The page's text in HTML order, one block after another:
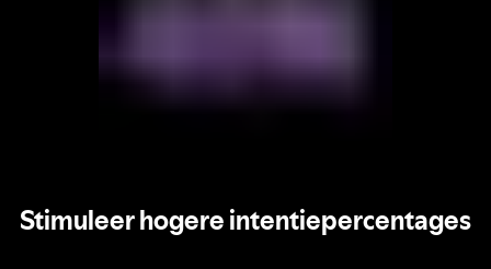
Stimuleer hogere intentiepercentages